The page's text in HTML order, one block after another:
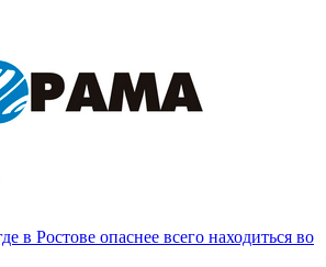
в Ростове опаснее всего находиться во